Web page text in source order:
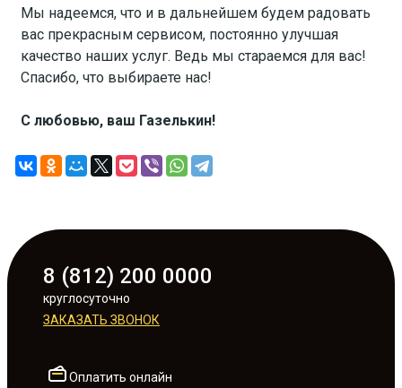
Мы надеемся, что и в дальнейшем будем радовать
вас прекрасным сервисом, постоянно улучшая
качество наших услуг. Ведь мы стараемся для вас!
Спасибо, что выбираете нас!
С любовью, ваш Газелькин!
8 (812) 200 0000
круглосуточно
ЗАКАЗАТЬ ЗВОНОК
Оплатить онлайн